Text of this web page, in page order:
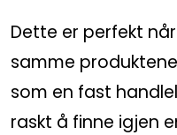
Dette er perfekt
samme
som en fast
raskt å finne igjen